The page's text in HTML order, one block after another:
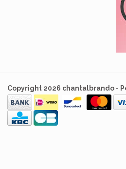
Copyright 2026 chantalbrando -